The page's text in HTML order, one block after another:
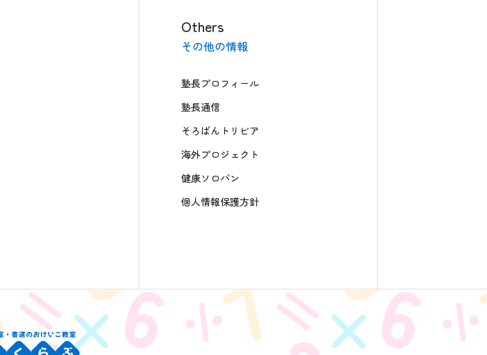
Others
その他の情報
塾長プロフィール
塾長通信
そろばんトリビア
海外プロジェクト
健康ソロバン
個人情報保護方針